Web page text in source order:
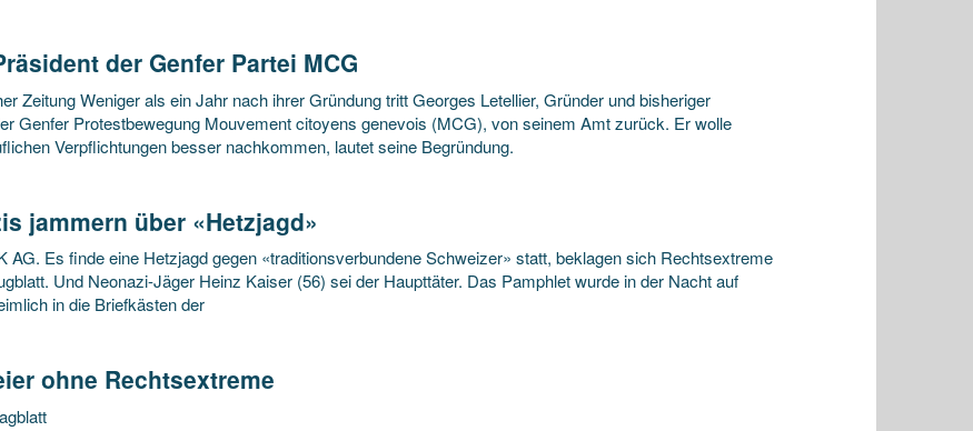
der Genfer Partei MCG
Zeitung Weniger als ein Jahr nach ihrer Gründung tritt Georges Letellier, Gründer und bisheriger
Genfer Protestbewegung Mouvement citoyens genevois (MCG), von seinem Amt zurück. Er wolle
Verpflichtungen besser nachkommen, lautet seine Begründung.
jammern über «Hetzjagd»
AG. Es finde eine Hetzjagd gegen «traditionsverbundene Schweizer» statt, beklagen sich Rechtsextreme
Und Neonazi-Jäger Heinz Kaiser (56) sei der Haupttäter. Das Pamphlet wurde in der Nacht auf
in die Briefkästen der
ohne Rechtsextreme